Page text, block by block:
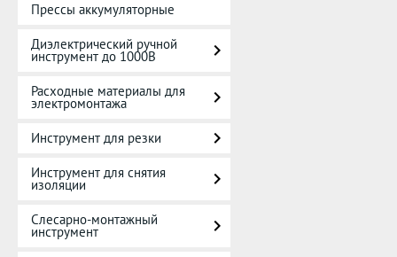
Прессы аккумуляторные
Диэлектрический ручной
инструмент до 1000В
Расходные материалы для
электромонтажа
Инструмент для резки
Инструмент для снятия
изоляции
Слесарно-монтажный
инструмент